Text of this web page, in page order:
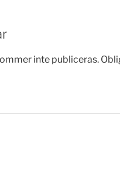
inte publiceras.